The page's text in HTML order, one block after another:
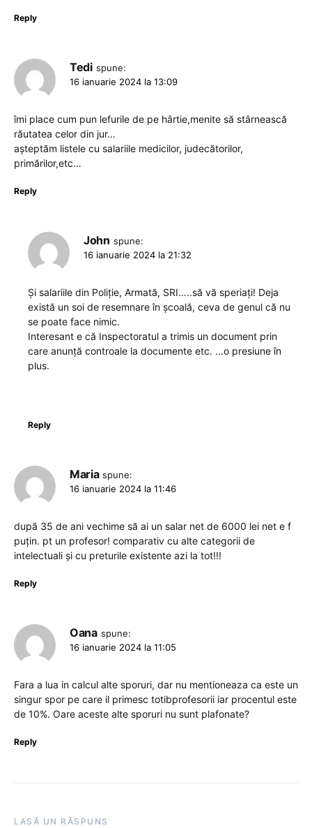
Reply
Tedi spune:
16 ianuarie 2024 la 13:09
îmi place cum pun lefurile de pe hârtie,menite să stârnească
răutatea celor din jur…
așteptăm listele cu salariile medicilor, judecătorilor,
primărilor,etc…
Reply
John spune:
16 ianuarie 2024 la 21:32
Și salariile din Poliție, Armată, SRI…..să vă speriați! Deja
există un soi de resemnare în școală, ceva de genul că nu
se poate face nimic.
Interesant e că Inspectoratul a trimis un document prin
care anunță controale la documente etc. …o presiune în
plus.
Reply
Maria spune:
16 ianuarie 2024 la 11:46
după 35 de ani vechime să ai un salar net de 6000 lei net e f
puțin. pt un profesor! comparativ cu alte categorii de
intelectuali și cu preturile existente azi la tot!!!
Reply
Oana spune:
16 ianuarie 2024 la 11:05
Fara a lua in calcul alte sporuri, dar nu mentioneaza ca este un
singur spor pe care il primesc totibprofesorii iar procentul este
de 10%. Oare aceste alte sporuri nu sunt plafonate?
Reply
LASĂ UN RĂSPUNS